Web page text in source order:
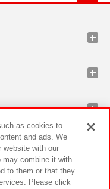
as cookies to
and ads. We
website with our
may combine it with
to them or that they
Please click